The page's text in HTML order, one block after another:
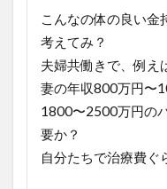
こんなの体の良い金
考えてみ？
夫婦共働きで、例え
妻の年収800万円〜
1800〜2500万円の
要か？
自分たちで治療費ぐ